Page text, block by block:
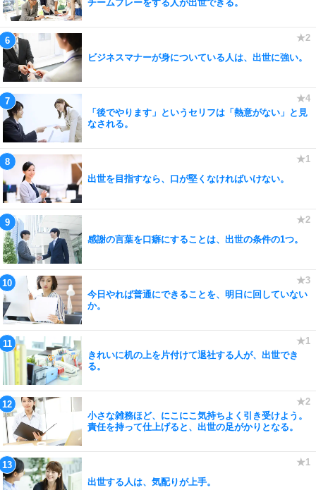
チームプレーをする人が出世できる。
ビジネスマナーが身についている人は、出世に強い。
「後でやります」というセリフは「熱意がない」と見
なされる。
出世を目指すなら、口が堅くなければいけない。
感謝の言葉を口癖にすることは、出世の条件の1つ。
今日やれば普通にできることを、明日に回していない
か。
きれいに机の上を片付けて退社する人が、出世でき
る。
小さな雑務ほど、にこにこ気持ちよく引き受けよう。
責任を持って仕上げると、出世の足がかりとなる。
出世する人は、気配りが上手。